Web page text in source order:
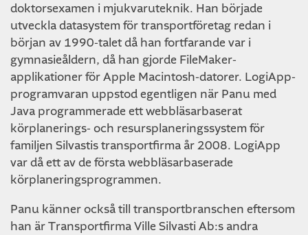
doktorsexamen i mjukvaruteknik. Han började
utveckla datasystem för transportföretag redan i
början av 1990-talet då han fortfarande var i
gymnasieåldern, då han gjorde FileMaker-
applikationer för Apple Macintosh-datorer. LogiApp-
programvaran uppstod egentligen när Panu med
Java programmerade ett webbläsarbaserat
körplanerings- och resursplaneringssystem för
familjen Silvastis transportfirma år 2008. LogiApp
var då ett av de första webbläsarbaserade
körplaneringsprogrammen.
Panu känner också till transportbranschen eftersom
han är Transportfirma Ville Silvasti Ab:s andra